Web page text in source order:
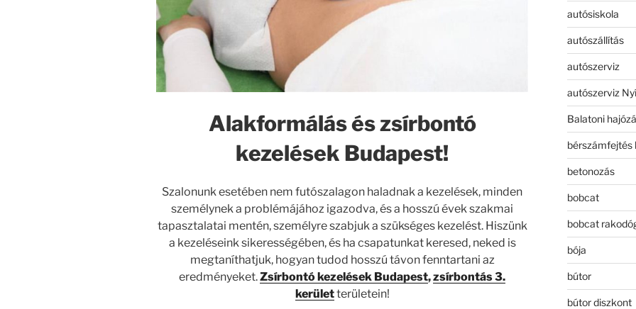
Alakformálás és zsírbontó
kezelések Budapest!
Szalonunk esetében nem futószalagon haladnak a kezelések, minden
személynek a problémájához igazodva, és a hosszú évek szakmai
tapasztalatai mentén, személyre szabjuk a szükséges kezelést. Hiszünk
a kezeléseink sikerességében, és ha csapatunkat keresed, neked is
megtaníthatjuk, hogyan tudod hosszú távon fenntartani az
eredményeket.Zsírbontó kezelések Budapest,zsírbontás 3.
kerületterületein!
autósiskola
autószállítás
autószerviz
autószerviz
Balatoni
bérszámfejtés
betonozás
bobcat
bobcat
bója
bútor
bútor diszkont